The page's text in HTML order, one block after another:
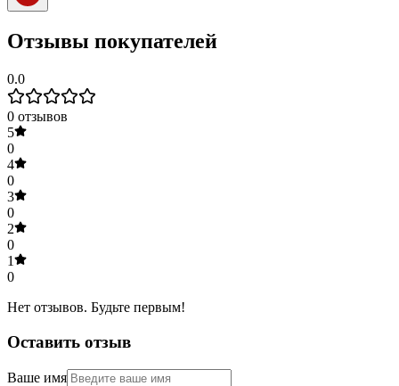
Отзывы покупателей
0.0
0 отзывов
5
0
4
0
3
0
2
0
1
0
Нет отзывов. Будьте первым!
Оставить отзыв
Ваше имя